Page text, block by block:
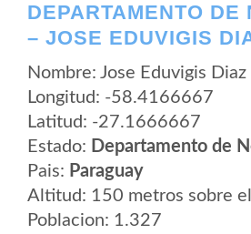
DEPARTAMENTO DE
– JOSE EDUVIGIS
Nombre: Jose Eduvigis Diaz
Longitud: -58.4166667
Latitud: -27.1666667
Estado: Departamento de
Pais: Paraguay
Altitud: 150 metros sobre
Poblacion: 1.327